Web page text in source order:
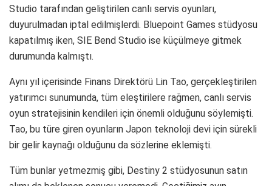
Studio tarafından geliştirilen canlı servis oyunları,
duyurulmadan iptal edilmişlerdi. Bluepoint Games stüdyosu
kapatılmış iken, SIE Bend Studio ise küçülmeye gitmek
durumunda kalmıştı.
Aynı yıl içerisinde Finans Direktörü Lin Tao, gerçekleştirilen
yatırımcı sunumunda, tüm eleştirilere rağmen, canlı servis
oyun stratejisinin kendileri için önemli olduğunu söylemişti.
Tao, bu türe giren oyunların Japon teknoloji devi için sürekli
bir gelir kaynağı olduğunu da sözlerine eklemişti.
Tüm bunlar yetmezmiş gibi, Destiny 2 stüdyosunun satın